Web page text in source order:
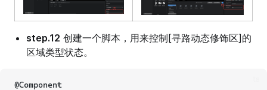
step.12 创建一个脚本，用来控制[寻路动态修饰区]的
区域类型状态。
@Component